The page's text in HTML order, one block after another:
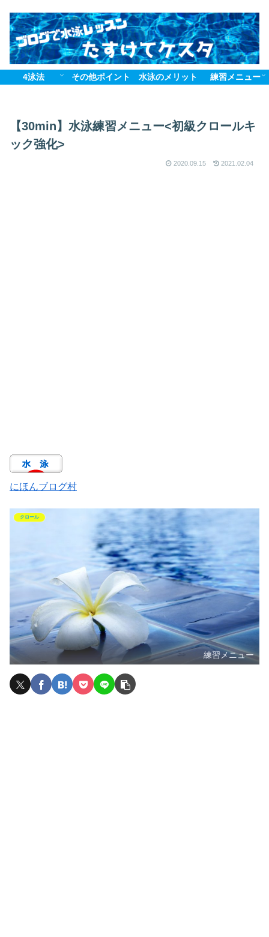
4泳法 その他ポイント 水泳のメリット 練習メニュー
【30min】水泳練習メニュー<初級クロールキ
ック強化>
2020.09.15 2021.02.04
にほんブログ村
クロール
練習メニュー